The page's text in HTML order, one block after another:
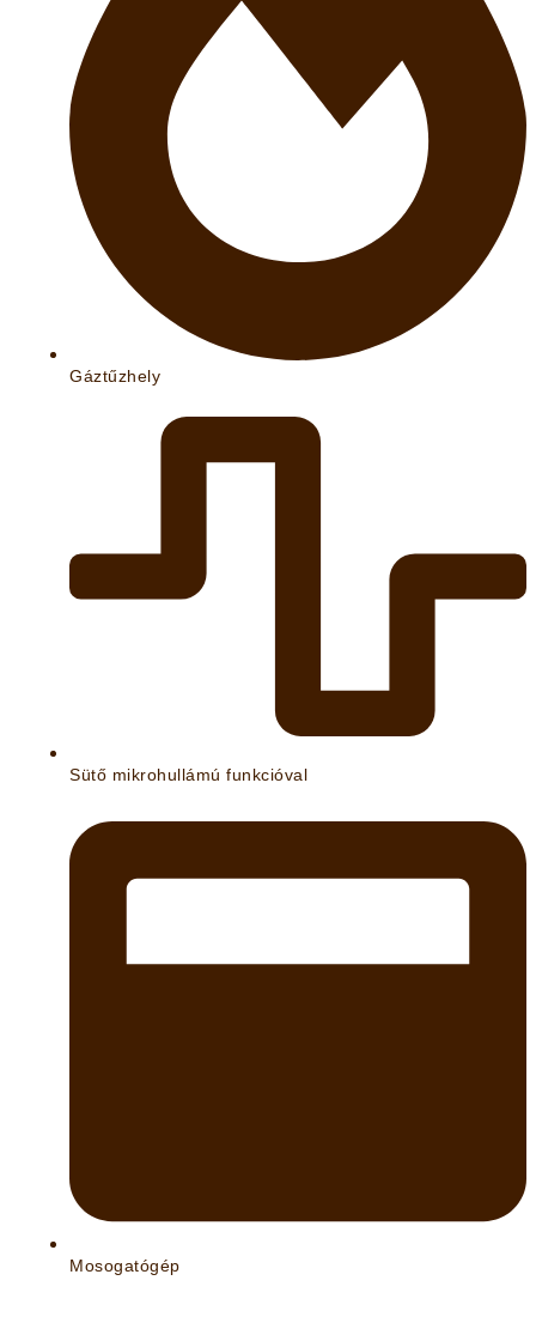
Gáztűzhely
Sütő mikrohullámú funkcióval
Mosogatógép